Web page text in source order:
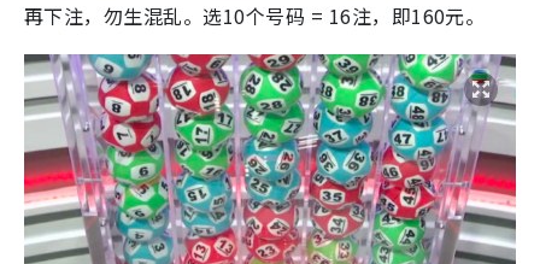
再下注，勿生混乱。选10个号码 = 16注，即160元。